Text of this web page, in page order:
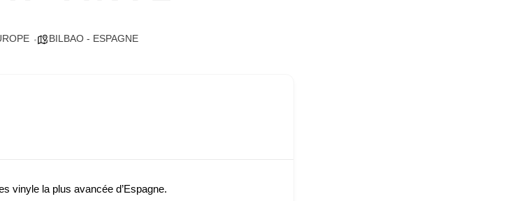
BILBAO - ESPAGNE
vinyle la plus avancée d’Espagne.